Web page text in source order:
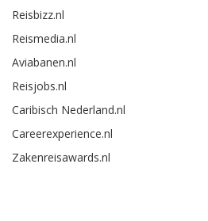
Reisbizz.nl
Reismedia.nl
Aviabanen.nl
Reisjobs.nl
Caribisch Nederland.nl
Careerexperience.nl
Zakenreisawards.nl